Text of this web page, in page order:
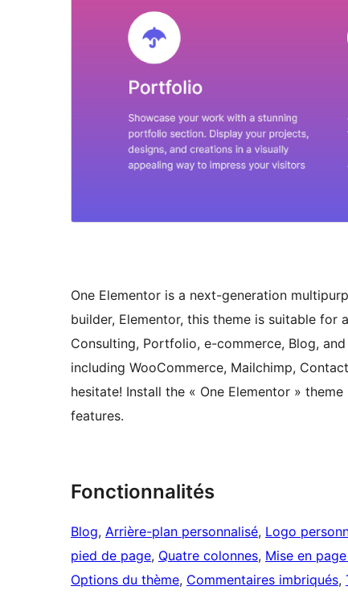
One Elementor is a next-generation
builder, Elementor, this theme is suitable for
Consulting, Portfolio, e-commerce, Blog,
including WooCommerce, Mailchimp,
hesitate! Install the « One Elementor »
features.
Fonctionnalités
Blog, Arrière-plan personnalisé, Logo
pied de page, Quatre colonnes, Mise en
Options du thème, Commentaires imbriqués,